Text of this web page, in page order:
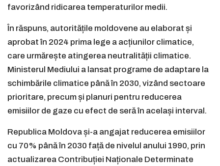
favorizând ridicarea temperaturilor medii.
În răspuns, autoritățile moldovene au elaborat și
aprobat în 2024 prima lege a acțiunilor climatice,
care urmărește atingerea neutralității climatice.
Ministerul Mediului a lansat programe de adaptare la
schimbările climatice până în 2030, vizând sectoare
prioritare, precum și planuri pentru reducerea
emisiilor de gaze cu efect de seră în același interval.
Republica Moldova și-a angajat reducerea emisiilor
cu 70% până în 2030 față de nivelul anului 1990, prin
actualizarea Contribuției Naționale Determinate